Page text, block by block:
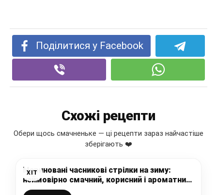
Поділитися у Facebook
Схожі рецепти
Обери щось смачненьке — ці рецепти зараз найчастіше
зберігають ❤️
ХІТ
Мариновані часникові стрілки на зиму:
неймовірно смачний, корисний і ароматний
рецепт заготівлі